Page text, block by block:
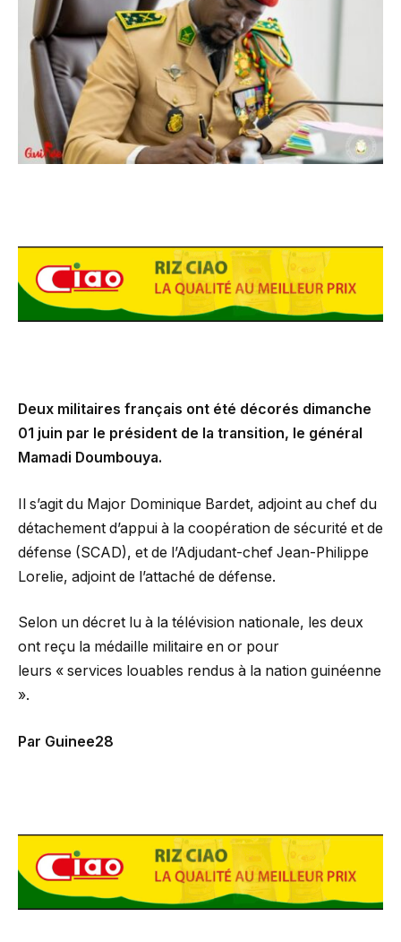
Deux militaires français ont été décorés dimanche
01 juin par le président de la transition, le général
Mamadi Doumbouya.
Il s’agit du Major Dominique Bardet, adjoint au chef du
détachement d’appui à la coopération de sécurité et de
défense (SCAD), et de l’Adjudant-chef Jean-Philippe
Lorelie, adjoint de l’attaché de défense.
Selon un décret lu à la télévision nationale, les deux
ont reçu la médaille militaire en or pour
leurs « services louables rendus à la nation guinéenne
».
Par Guinee28